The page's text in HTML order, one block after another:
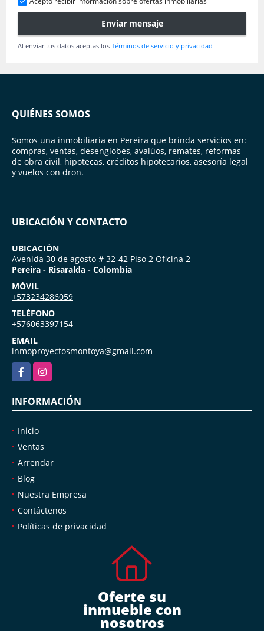
Enviar mensaje
Al enviar tus datos aceptas los Términos de servicio y privacidad
QUIÉNES SOMOS
Somos una inmobiliaria en Pereira que brinda servicios en:
compras, ventas, desenglobes, avalúos, remates, reformas
de obra civil, hipotecas, créditos hipotecarios, asesoría legal
y vuelos con dron.
UBICACIÓN Y CONTACTO
UBICACIÓN
Avenida 30 de agosto # 32-42 Piso 2 Oficina 2
Pereira - Risaralda - Colombia
MÓVIL
+573234286059
TELÉFONO
+576063397154
EMAIL
inmoproyectosmontoya@gmail.com
FacebookInstagram
INFORMACIÓN
Inicio
Ventas
Arrendar
Blog
Nuestra Empresa
Contáctenos
Políticas de privacidad
Oferte su
inmueble con
nosotros